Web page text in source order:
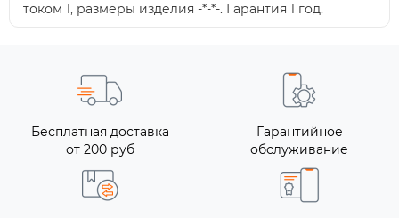
током 1, размеры изделия -*-*-. Гарантия 1 год.
Бесплатная доставка
от 200 руб
Гарантийное
обслуживание